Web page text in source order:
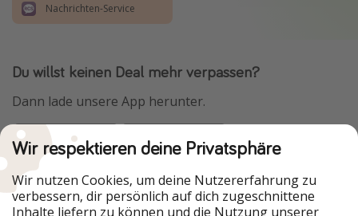
Nachrichten-Service
Du willst keinen Deal mehr verpassen?
Dann lade unsere App herunter.
Urlaubspiraten ist Teil der HolidayPirates Group
Unsere Märkte
Wir respektieren deine Privatsphäre
Wir nutzen Cookies, um deine Nutzererfahrung zu
verbessern, dir persönlich auf dich zugeschnittene
Inhalte liefern zu können und die Nutzung unserer